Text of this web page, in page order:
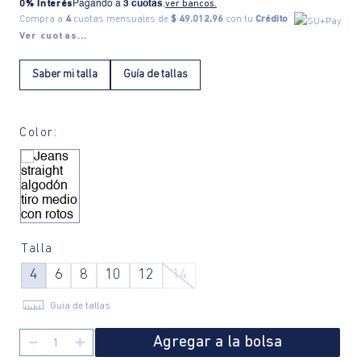
0% Interés Pagando a 3 cuotas.ver bancos.
Compra a 4cuotas mensuales de $ 49.012,96 con tu Crédito
Ver cuotas...
Saber mi talla Guía de tallas
Color:
Talla
4 6 8 10 12 14
Guía de tallas
＋
－ Agregar a la bolsa